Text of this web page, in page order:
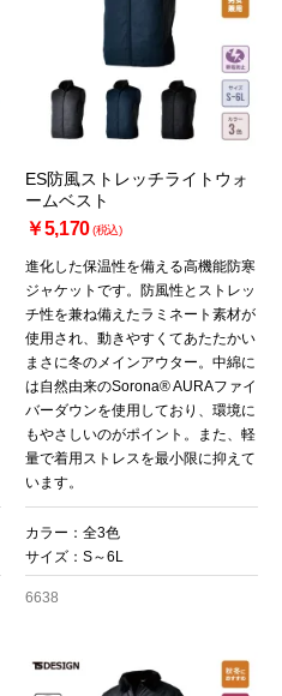
ES防風ストレッチライトウォ
ームベスト
￥5,170(税込)
進化した保温性を備える高機能防寒
ジャケットです。防風性とストレッ
チ性を兼ね備えたラミネート素材が
使用され、動きやすくてあたたかい
まさに冬のメインアウター。中綿に
は自然由来のSorona® AURAファイ
バーダウンを使用しており、環境に
もやさしいのがポイント。また、軽
量で着用ストレスを最小限に抑えて
います。
カラー：全3色
サイズ：S～6L
6638